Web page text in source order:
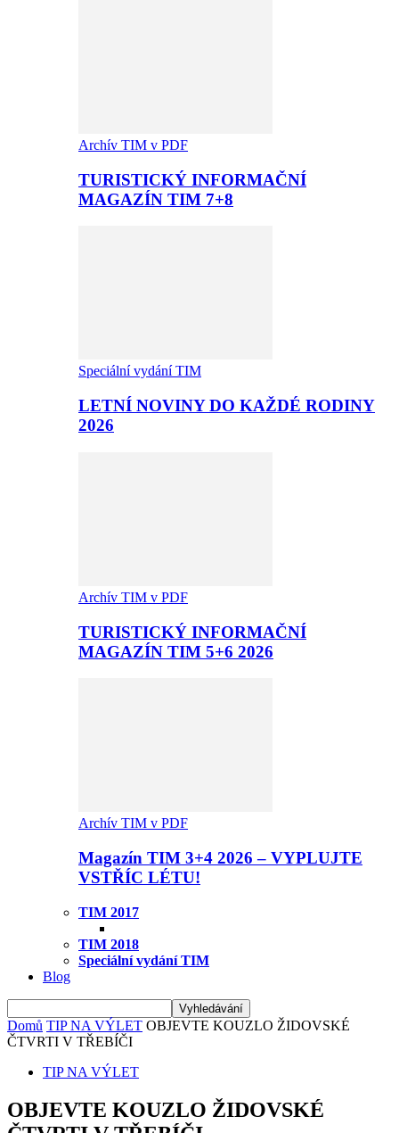
Archív TIM v PDF
TURISTICKÝ INFORMAČNÍ
MAGAZÍN TIM 7+8
Speciální vydání TIM
LETNÍ NOVINY DO KAŽDÉ RODINY
2026
Archív TIM v PDF
TURISTICKÝ INFORMAČNÍ
MAGAZÍN TIM 5+6 2026
Archív TIM v PDF
Magazín TIM 3+4 2026 – VYPLUJTE
VSTŘÍC LÉTU!
TIM 2017
TIM 2018
Speciální vydání TIM
Blog
Domů TIP NA VÝLET OBJEVTE KOUZLO ŽIDOVSKÉ
ČTVRTI V TŘEBÍČI
TIP NA VÝLET
OBJEVTE KOUZLO ŽIDOVSKÉ